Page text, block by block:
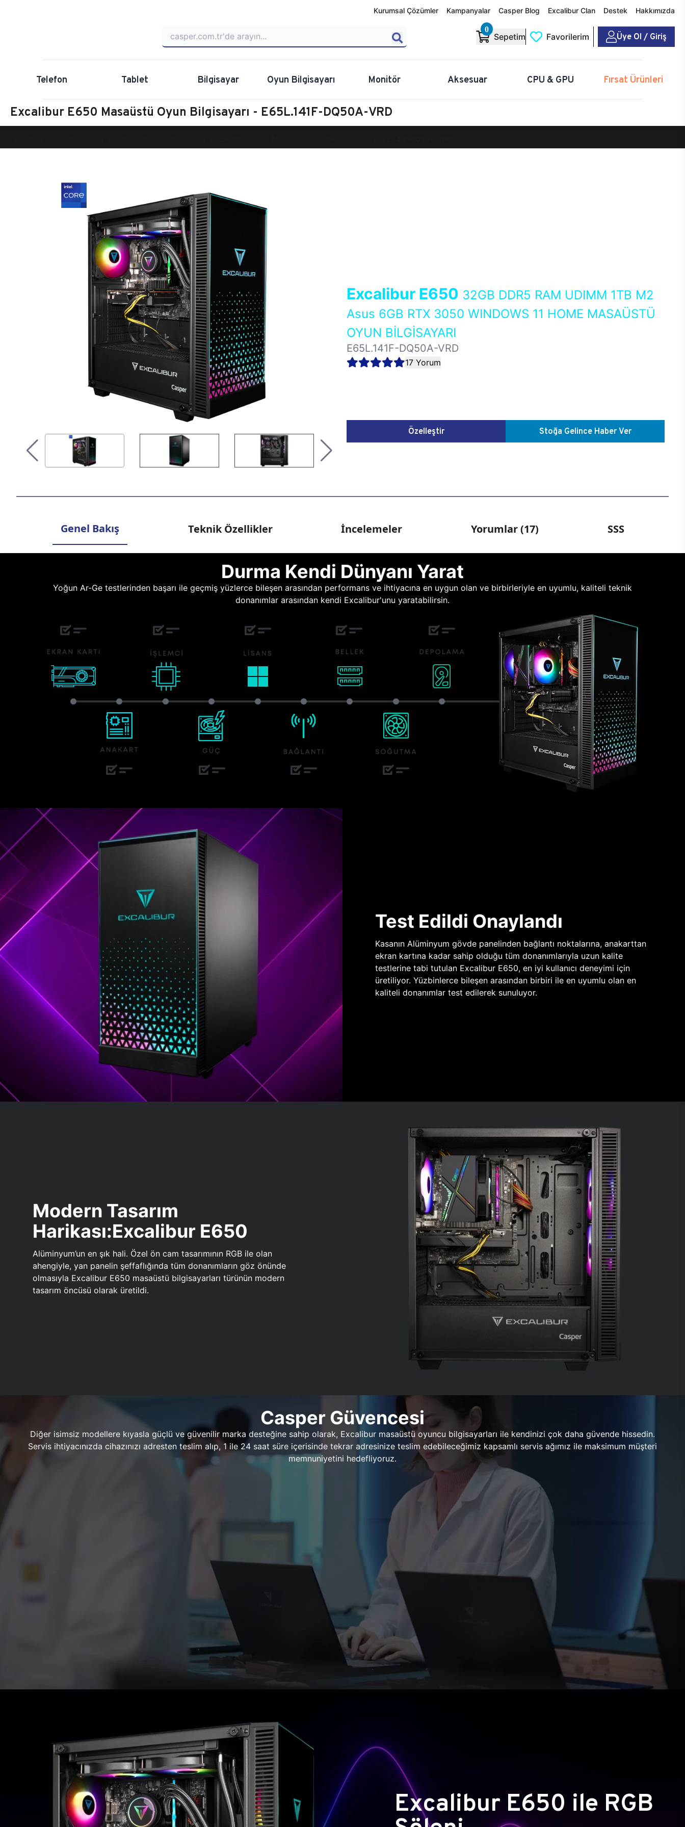
Kurumsal Çözümler Kampanyalar Casper Blog Excalibur Clan Destek Hakkımızda
0
Sepetim Favorilerim Üye Ol / Giriş
Telefon Tablet Bilgisayar Oyun Bilgisayarı Monitör Aksesuar CPU & GPU Fırsat Ürünleri
Excalibur E650 Masaüstü Oyun Bilgisayarı - E65L.141F-DQ50A-VRD
Excalibur E650 32GB DDR5 RAM UDIMM 1TB M2
Asus 6GB RTX 3050 WINDOWS 11 HOME MASAÜSTÜ
OYUN BİLGİSAYARI
E65L.141F-DQ50A-VRD
17 Yorum
Özelleştir Stoğa Gelince Haber Ver
Genel Bakış Teknik Özellikler İncelemeler Yorumlar (17) SSS
Durma Kendi Dünyanı Yarat
Yoğun Ar-Ge testlerinden başarı ile geçmiş yüzlerce bileşen arasından performans ve ihtiyacına en uygun olan ve birbirleriyle en uyumlu, kaliteli teknik
donanımlar arasından kendi Excalibur'unu yaratabilirsin.
Test Edildi Onaylandı
Kasanın Alüminyum gövde panelinden bağlantı noktalarına, anakarttan
ekran kartına kadar sahip olduğu tüm donanımlarıyla uzun kalite
testlerine tabi tutulan Excalibur E650, en iyi kullanıcı deneyimi için
üretiliyor. Yüzbinlerce bileşen arasından birbiri ile en uyumlu olan en
kaliteli donanımlar test edilerek sunuluyor.
Modern Tasarım
Harikası:Excalibur E650
Alüminyum’un en şık hali. Özel ön cam tasarımının RGB ile olan
ahengiyle, yan panelin şeffaflığında tüm donanımların göz önünde
olmasıyla Excalibur E650 masaüstü bilgisayarları türünün modern
tasarım öncüsü olarak üretildi.
Casper Güvencesi
Diğer isimsiz modellere kıyasla güçlü ve güvenilir marka desteğine sahip olarak, Excalibur masaüstü oyuncu bilgisayarları ile kendinizi çok daha güvende hissedin.
Servis ihtiyacınızda cihazınızı adresten teslim alıp, 1 ile 24 saat süre içerisinde tekrar adresinize teslim edebileceğimiz kapsamlı servis ağımız ile maksimum müşteri
memnuniyetini hedefliyoruz.
Excalibur E650 ile RGB